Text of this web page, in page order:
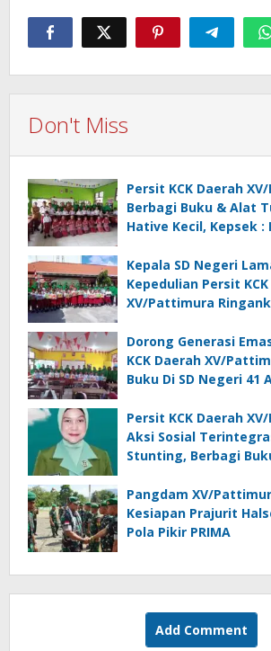
Don't Miss
Persit KCK Daerah
Berbagi Buku & Alat
Hative Kecil, Kepsek
Kepala SD Negeri
Kepedulian Persit
XV/Pattimura
Dorong Generasi
KCK Daerah XV/
Buku Di SD Negeri 41
Persit KCK Daerah
Aksi Sosial
Stunting, Berbagi
Pangdam XV/
Kesiapan Prajurit
Pola Pikir PRIMA
Add Comment